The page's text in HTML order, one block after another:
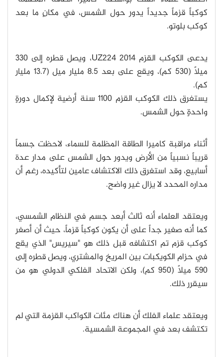
كوكباً قزماً جديداً يدور حول الشمس، في مكانٍ ما بعد
كوكب بلوتو.
يدعى الكوكب القزم 2014 UZ224، ويصل قطره إلى 330
ميلاً (530 كم)، ويقع على بعد 8.5 مليار ميل (13.7 مليار
كم).
يستغرق ذلك الكوكب القزم 1100 سنة أرضية لإكمال دورةٍ
واحدةٍ حول الشمس.
أثناء مراقبة كاميرا الطاقة المظلمة للسماء، لاحظت جسماً
قريباً نسبياً من الأرض ويدور حول الشمس على مدار عدة
أسابيع، وقد استغرق ذلك الاكتشاف عامين لتأكيده، رغم أن
مداره المحدد لا يزال غير واضح.
ويعتقد العلماء أنه ثالث أبعد جسم في النظام الشمسي،
كما أنه صغير جداً على أن يكون كوكباً قزماً، حيث أن أصغر
كوكب قزم تم اكتشافه قبل ذلك هو "سيريس" الذي يقع
في حزام الكويكبات بين المريخ والمشتري، ويصل قطره إلى
590 ميلاً (950 كم)، ولكن الاتحاد الفلكي الدولي هو من
سيقرر ذلك.
ويعتقد علماء الفلك أن هناك مئات الكواكب القزمة التي لم
تكتشف بعد في المجموعة الشمسية.